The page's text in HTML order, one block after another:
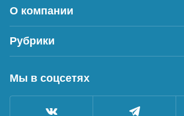
О компании
Рубрики
Мы в соцсетях